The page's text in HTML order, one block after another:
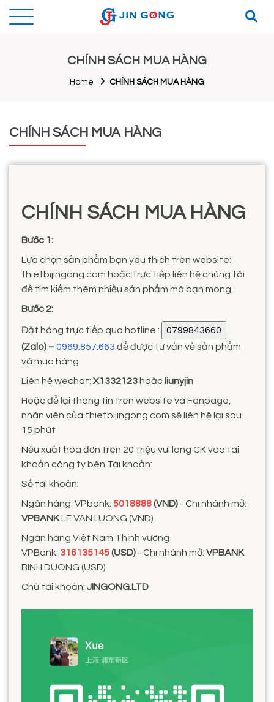
CHÍNH SÁCH MUA HÀNG
Home CHÍNH SÁCH MUA HÀNG
CHÍNH SÁCH MUA HÀNG
CHÍNH SÁCH MUA HÀNG
Bước 1:
Lựa chọn sản phẩm bạn yêu thích trên website:
thietbijingong.com hoặc trực tiếp liên hệ chúng tôi
để tìm kiếm thêm nhiều sản phẩm mà bạn mong
Bước 2:
Đặt hàng trực tiếp qua hotline :
(Zalo) –0969.857.663 để được tư vấn về sản phẩm
và mua hàng
Liên hệ wechat: X1332123 hoặc liunyjin
Hoặc để lại thông tin trên website và Fanpage,
nhân viên của thietbijingong.com sẽ liên hệ lại sau
15 phút
Nếu xuất hóa đơn trên 20 triệu vui lòng CK vào tài
khoản công ty bên Tài khoản:
Số tài khoản:
Ngân hàng: VPbank: 5018888(VND) - Chi nhánh mở:
VPBANKLE VAN LUONG (VND)
Ngân hàng Việt Nam Thịnh vượng
VPBank: 316135145(USD) - Chi nhánh mở: VPBANK
BINH DUONG (USD)
Chủ tài khoản: JINGONG.LTD